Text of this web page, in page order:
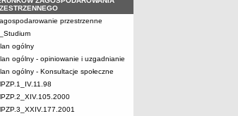
przestrzenne
ogólny
ogólny - opiniowanie i uzgadnianie
ogólny - Konsultacje społeczne